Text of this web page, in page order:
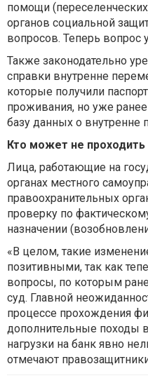
помощи
органов социальной
вопросов. Теперь вопрос
Также законодательно
справки внутренне
которые получили
проживания, но уже
базу данных о
Кто может не
Лица, работающие на
органах местного
правоохранительных
проверку по
назначении
«В целом, такие
позитивными, так как
вопросы, по которым
суд. Главной
процессе прохождения
дополнительные походы
нагрузки на банк явно
отмечают